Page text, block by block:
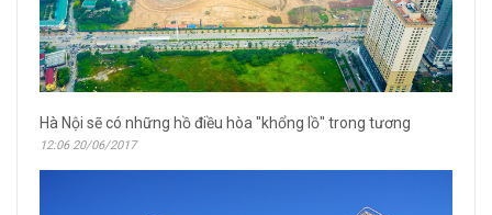
Hà Nội sẽ có những hồ điều hòa "khổng lồ" trong tương
12:06 20/06/2017